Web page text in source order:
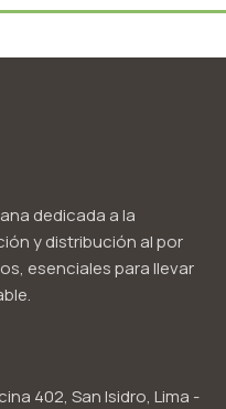
dedicada a la
y distribución al por
esenciales para llevar
402, San Isidro, Lima -